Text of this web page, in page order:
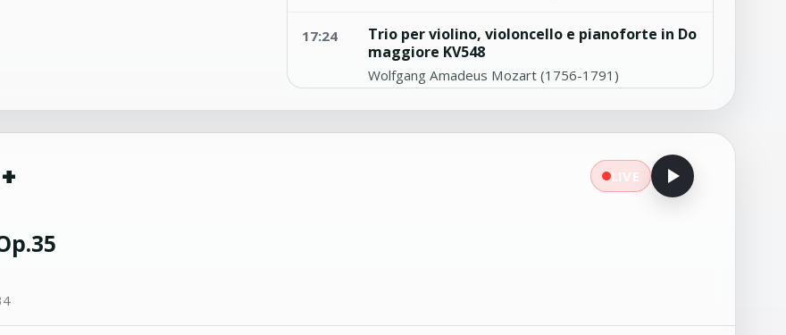
17:24
Trio per violino, violoncello e pianoforte in Do
maggiore KV548
Wolfgang Amadeus Mozart (1756-1791)
Trio Stradivari
17:00 Quintetto per fiati in do Maggiore No.3 Op.2
LIVE